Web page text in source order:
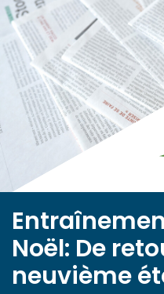
submenu (Visiteurs )
submenu (Nouvelles )
submenu
Noël: De
neuvième